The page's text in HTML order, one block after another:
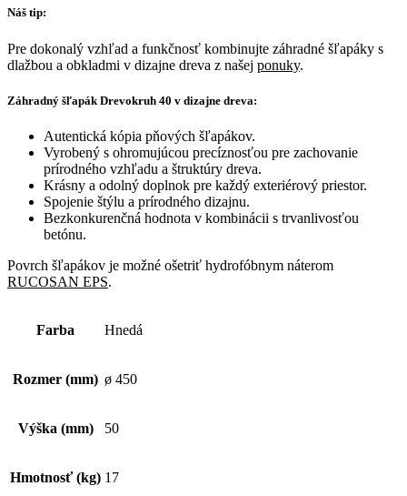
Náš tip:
Pre dokonalý vzhľad a funkčnosť kombinujte záhradné šľapáky s
dlažbou a obkladmi v dizajne dreva z našej ponuky.
Záhradný šľapák Drevokruh 40 v dizajne dreva:
Autentická kópia pňových šľapákov.
Vyrobený s ohromujúcou precíznosťou pre zachovanie
prírodného vzhľadu a štruktúry dreva.
Krásny a odolný doplnok pre každý exteriérový priestor.
Spojenie štýlu a prírodného dizajnu.
Bezkonkurenčná hodnota v kombinácii s trvanlivosťou
betónu.
Povrch šľapákov je možné ošetriť hydrofóbnym náterom
RUCOSAN EPS.
Farba Hnedá
Rozmer (mm) ø 450
Výška (mm) 50
Hmotnosť (kg) 17